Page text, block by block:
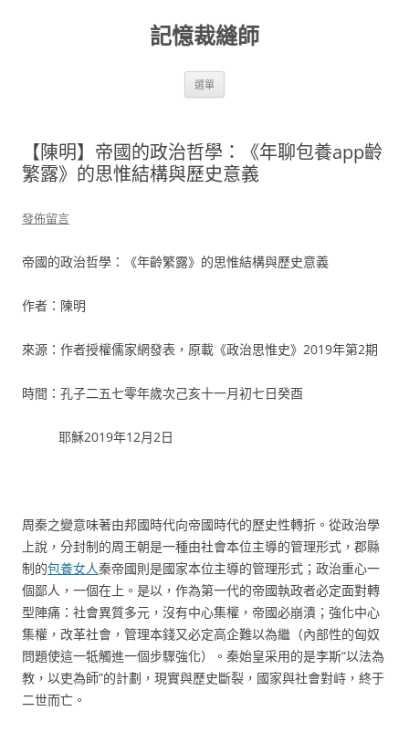
記憶裁縫師
選單
【陳明】帝國的政治哲學：《年聊包養app齡
繁露》的思惟結構與歷史意義
發佈留言
帝國的政治哲學：《年齡繁露》的思惟結構與歷史意義
作者：陳明
來源：作者授權儒家網發表，原載《政治思惟史》2019年第2期
時間：孔子二五七零年歲次己亥十一月初七日癸酉
耶穌2019年12月2日
周秦之變意味著由邦國時代向帝國時代的歷史性轉折。從政治學
上說，分封制的周王朝是一種由社會本位主導的管理形式，郡縣
制的包養女人秦帝國則是國家本位主導的管理形式；政治重心一
個鄙人，一個在上。是以，作為第一代的帝國執政者必定面對轉
型陣痛：社會異質多元，沒有中心集權，帝國必崩潰；強化中心
集權，改革社會，管理本錢又必定高企難以為繼（內部性的匈奴
問題使這一牴觸進一個步驟強化）。秦始皇采用的是李斯“以法為
教，以吏為師”的計劃，現實與歷史斷裂，國家與社會對峙，終于
二世而亡。